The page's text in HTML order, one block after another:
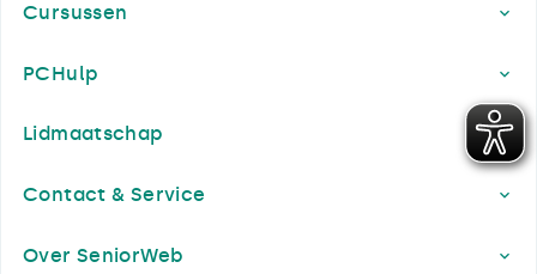
Cursussen
PCHulp
Lidmaatschap
Contact & Service
Over SeniorWeb